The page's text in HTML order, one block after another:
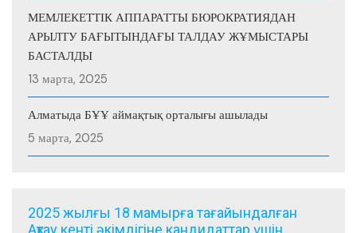
МЕМЛЕКЕТТІК АППАРАТТЫ БЮРОКРАТИЯДАН
АРЫЛТУ БАҒЫТЫНДАҒЫ ТАЛДАУ ЖҰМЫСТАРЫ
БАСТАЛДЫ
13 марта, 2025
Алматыда БҰҰ аймақтық орталығы ашылады
5 марта, 2025
2025 жылғы 18 мамырға тағайындалған
Ақтау кенті әкімдігіне кандидаттар үшін